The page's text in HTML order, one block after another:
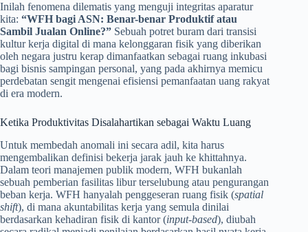
Inilah fenomena dilematis yang menguji integritas aparatur
kita: “WFH bagi ASN: Benar-benar Produktif atau
Sambil Jualan Online?” Sebuah potret buram dari transisi
kultur kerja digital di mana kelonggaran fisik yang diberikan
oleh negara justru kerap dimanfaatkan sebagai ruang inkubasi
bagi bisnis sampingan personal, yang pada akhirnya memicu
perdebatan sengit mengenai efisiensi pemanfaatan uang rakyat
di era modern.
Ketika Produktivitas Disalahartikan sebagai Waktu Luang
Untuk membedah anomali ini secara adil, kita harus
mengembalikan definisi bekerja jarak jauh ke khittahnya.
Dalam teori manajemen publik modern, WFH bukanlah
sebuah pemberian fasilitas libur terselubung atau pengurangan
beban kerja. WFH hanyalah penggeseran ruang fisik (spatial
shift), di mana akuntabilitas kerja yang semula dinilai
berdasarkan kehadiran fisik di kantor (input-based), diubah